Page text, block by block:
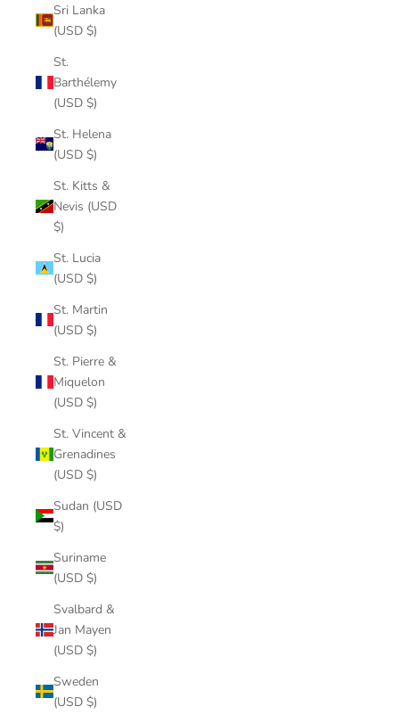
Sri Lanka
(USD $)
St.
Barthélemy
(USD $)
St. Helena
(USD $)
St. Kitts &
Nevis (USD
$)
St. Lucia
(USD $)
St. Martin
(USD $)
St. Pierre &
Miquelon
(USD $)
St. Vincent &
Grenadines
(USD $)
Sudan (USD
$)
Suriname
(USD $)
Svalbard &
Jan Mayen
(USD $)
Sweden
(USD $)